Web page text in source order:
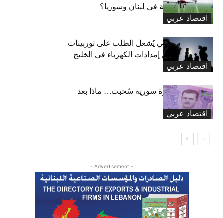
اقتصاد عربي
للإضرار بالزراعة في لبنان وسوريا؟
اقتصاد عربي
صراع جيوسياسي يُشعل الطلب على توربينات
الغاز لتعزيز أمن إمدادات الكهرباء في الخليج
اقتصاد عربي
33.6 تريليون ليرة سورية سُحبت… ماذا بعد
انتهاء المهلة؟
- Advertisement -